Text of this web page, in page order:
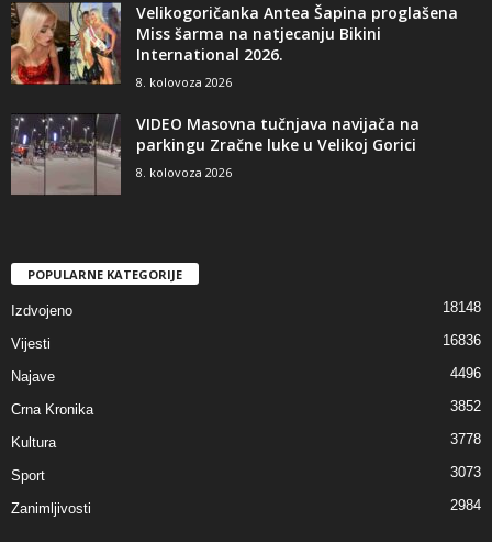
Velikogoričanka Antea Šapina proglašena
Miss šarma na natjecanju Bikini
International 2026.
8. kolovoza 2026
VIDEO Masovna tučnjava navijača na
parkingu Zračne luke u Velikoj Gorici
8. kolovoza 2026
POPULARNE KATEGORIJE
Izdvojeno 18148
Vijesti 16836
Najave 4496
Crna Kronika 3852
Kultura 3778
Sport 3073
Zanimljivosti 2984